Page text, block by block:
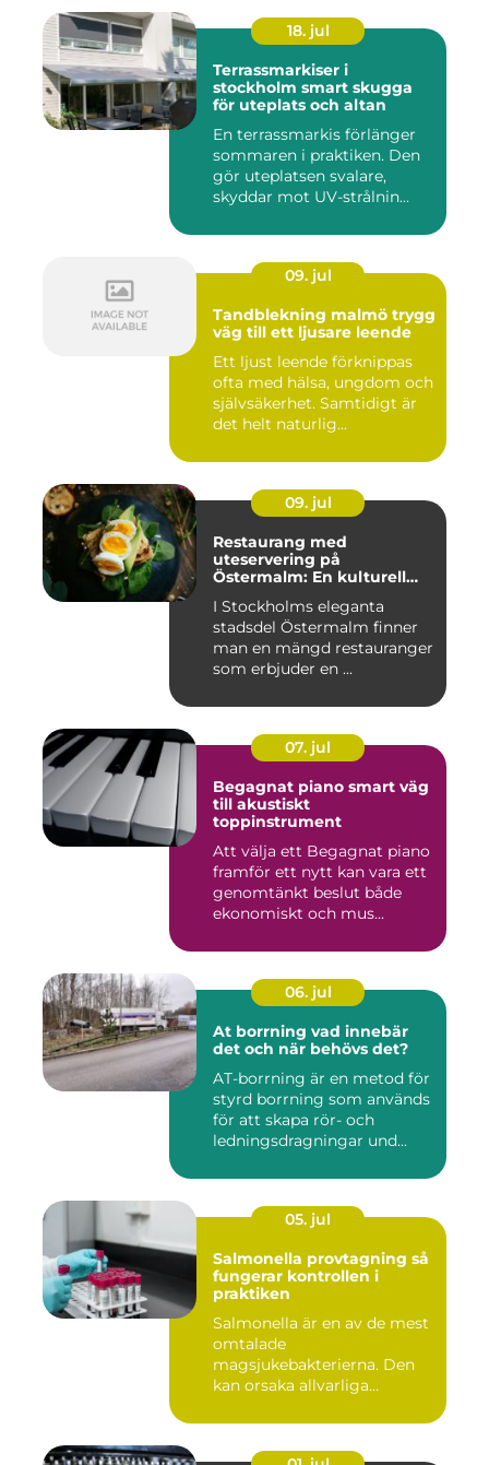
18. jul
Terrassmarkiser i
stockholm smart skugga
för uteplats och altan
En terrassmarkis förlänger
sommaren i praktiken. Den
gör uteplatsen svalare,
skyddar mot UV-strålnin...
09. jul
Tandblekning malmö trygg
väg till ett ljusare leende
Ett ljust leende förknippas
ofta med hälsa, ungdom och
självsäkerhet. Samtidigt är
det helt naturlig...
09. jul
Restaurang med
uteservering på
Östermalm: En kulturell
I Stockholms eleganta
stadsdel Östermalm finner
man en mängd restauranger
som erbjuder en ...
07. jul
Begagnat piano smart väg
till akustiskt
toppinstrument
Att välja ett Begagnat piano
framför ett nytt kan vara ett
genomtänkt beslut både
ekonomiskt och mus...
06. jul
At borrning vad innebär
det och när behövs det?
AT-borrning är en metod för
styrd borrning som används
för att skapa rör- och
ledningsdragningar und...
05. jul
Salmonella provtagning så
fungerar kontrollen i
praktiken
Salmonella är en av de mest
omtalade
magsjukebakterierna. Den
kan orsaka allvarliga